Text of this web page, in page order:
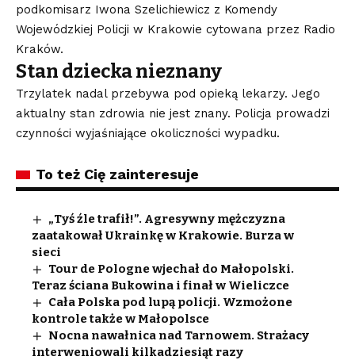
podkomisarz Iwona Szelichiewicz z Komendy
Wojewódzkiej Policji w Krakowie cytowana przez Radio
Kraków.
Stan dziecka nieznany
Trzylatek nadal przebywa pod opieką lekarzy. Jego
aktualny stan zdrowia nie jest znany. Policja prowadzi
czynności wyjaśniające okoliczności wypadku.
To też Cię zainteresuje
„Tyś źle trafił!”. Agresywny mężczyzna
zaatakował Ukrainkę w Krakowie. Burza w
sieci
Tour de Pologne wjechał do Małopolski.
Teraz ściana Bukowina i finał w Wieliczce
Cała Polska pod lupą policji. Wzmożone
kontrole także w Małopolsce
Nocna nawałnica nad Tarnowem. Strażacy
interweniowali kilkadziesiąt razy